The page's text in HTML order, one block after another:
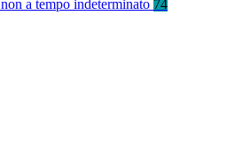
a tempo indeterminato 74